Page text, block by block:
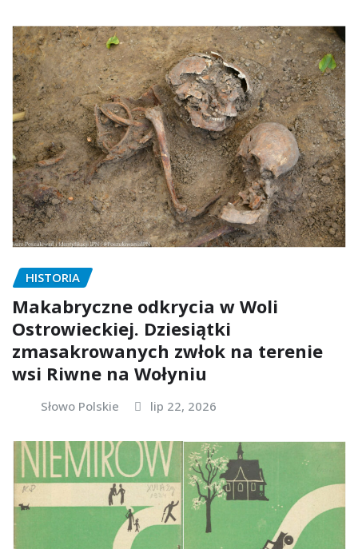
HISTORIA
Makabryczne odkrycia w Woli
Ostrowieckiej. Dziesiątki
zmasakrowanych zwłok na terenie
wsi Riwne na Wołyniu
Słowo Polskie lip 22, 2026